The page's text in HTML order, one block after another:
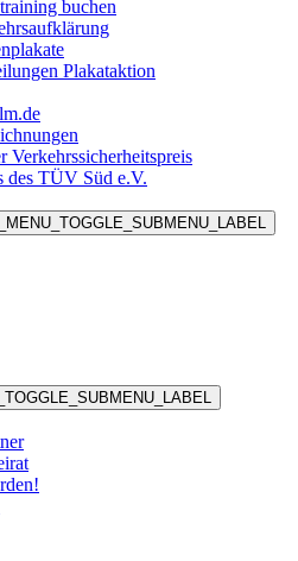
buchen
Plakataktion
Verkehrssicherheitspreis
des TÜV Süd e.V.